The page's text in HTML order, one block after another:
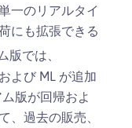
一のリアルタイ
にも拡張できる
版では、
よび ML が追加
版が回帰およ
、過去の販売、